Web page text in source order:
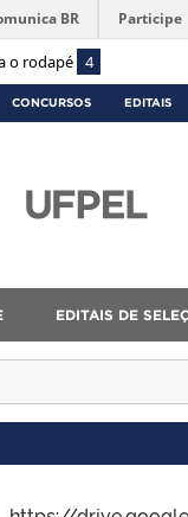
o rodapé 4
BR Participe
CONCURSOS EDITAIS
EDITAIS DE